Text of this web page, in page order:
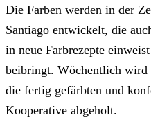
Die Farben werden in der
Santiago entwickelt, die
in neue Farbrezepte
beibringt. Wöchentlich
die fertig gefärbten und
Kooperative abgeholt.